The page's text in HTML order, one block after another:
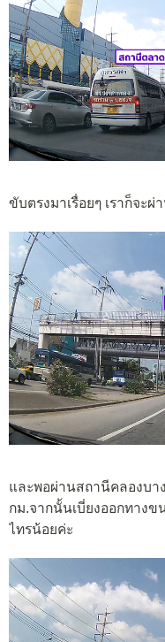
ขับตรงมาเรื่อยๆ เราก็จะ
และพอผ่านสถานีคลองบา
กม.จากนั้นเบี่ยงออกทางข
ไทรน้อยค่ะ